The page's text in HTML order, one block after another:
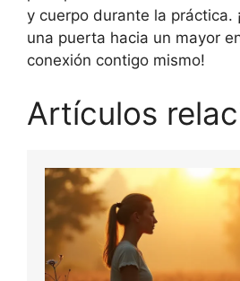
y cuerpo durante la práctica.
una puerta hacia un mayor
conexión contigo mismo!
Artículos